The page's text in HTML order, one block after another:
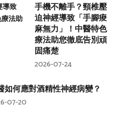
手機不離手？頸椎壓
迫神經導致「手腳痠
麻無力」！中醫特色
療法助您徹底告別頑
固痛楚
2026-07-24
如何應對酒精性神經病變？
07-20